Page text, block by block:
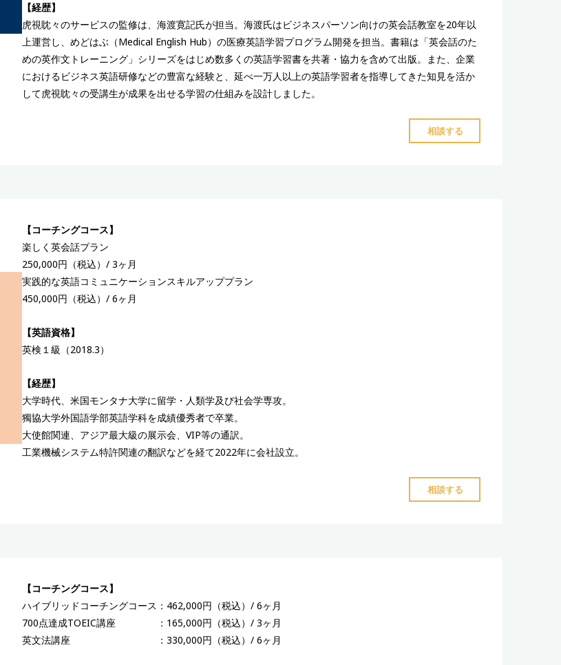
【経歴】
虎視眈々のサービスの監修は、海渡寛記氏が担当。海渡氏はビジネスパーソン向けの英会話教室を20年以
上運営し、めどはぶ（Medical English Hub）の医療英語学習プログラム開発を担当。書籍は「英会話のた
めの英作文トレーニング」シリーズをはじめ数多くの英語学習書を共著・協力を含めて出版。また、企業
におけるビジネス英語研修などの豊富な経験と、延べ一万人以上の英語学習者を指導してきた知見を活か
して虎視眈々の受講生が成果を出せる学習の仕組みを設計しました。
相談する
額
【コーチングコース】
楽しく英会話プラン
250,000円（税込）/ 3ヶ月
実践的な英語コミュニケーションスキルアッププラン
450,000円（税込）/ 6ヶ月
【英語資格】
英検１級（2018.3）
【経歴】
大学時代、米国モンタナ大学に留学・人類学及び社会学専攻。
獨協大学外国語学部英語学科を成績優秀者で卒業。
大使館関連、アジア最大級の展示会、VIP等の通訳。
工業機械システム特許関連の翻訳などを経て2022年に会社設立。
相談する
田
【コーチングコース】
ハイブリッドコーチングコース：462,000円（税込）/ 6ヶ月
700点達成TOEIC講座 ：165,000円（税込）/ 3ヶ月
英文法講座 ：330,000円（税込）/ 6ヶ月